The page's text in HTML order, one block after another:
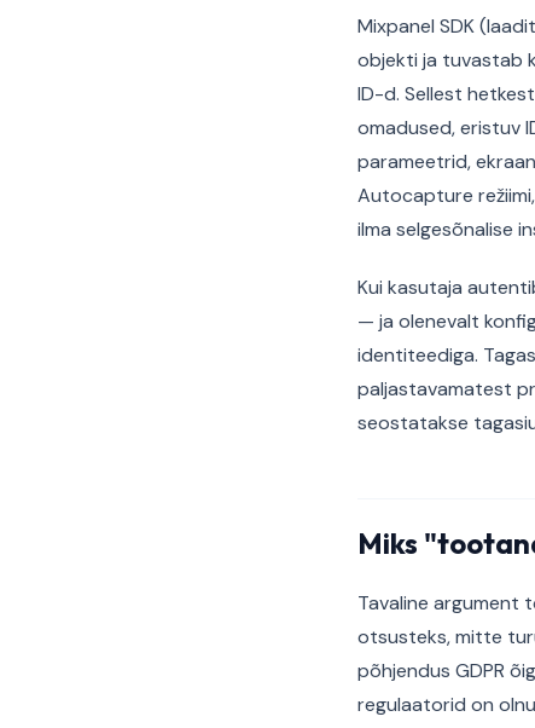
Mixpanel SDK
objekti ja tuvastab
ID-d. Sellest
omadused, eristuv
parameetrid,
Autocapture
ilma selgesõnalise
Kui kasutaja
— ja olenevalt
identiteediga.
paljastavamatest
seostatakse
Miks
Tavaline argument
otsusteks, mitte
põhjendus GDPR
regulaatorid on